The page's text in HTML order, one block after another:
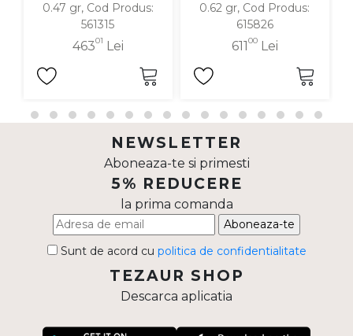
0.47 gr, Cod Produs:
561315
46301 Lei
0.62 gr, Cod Produs:
615826
611 00Lei
NEWSLETTER
Aboneaza-te si primesti
5% REDUCERE
la prima comanda
Aboneaza-te
Sunt de acord cu politica de confidentialitate
TEZAUR SHOP
Descarca aplicatia